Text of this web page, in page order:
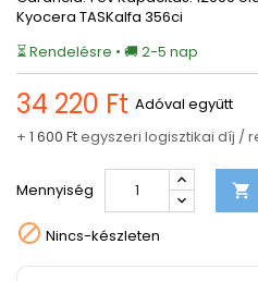
Kyocera TASKalfa 356ci
⏳ Rendelésre • 🚚 2-5 nap
34 220 Ft Adóval együtt
+ 1 600 Ftegyszeri logisztikai díj /
Mennyiség 
 Nincs-készleten